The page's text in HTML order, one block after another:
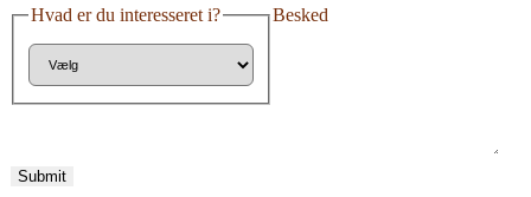
Hvad er du interesseret i? Besked
Submit